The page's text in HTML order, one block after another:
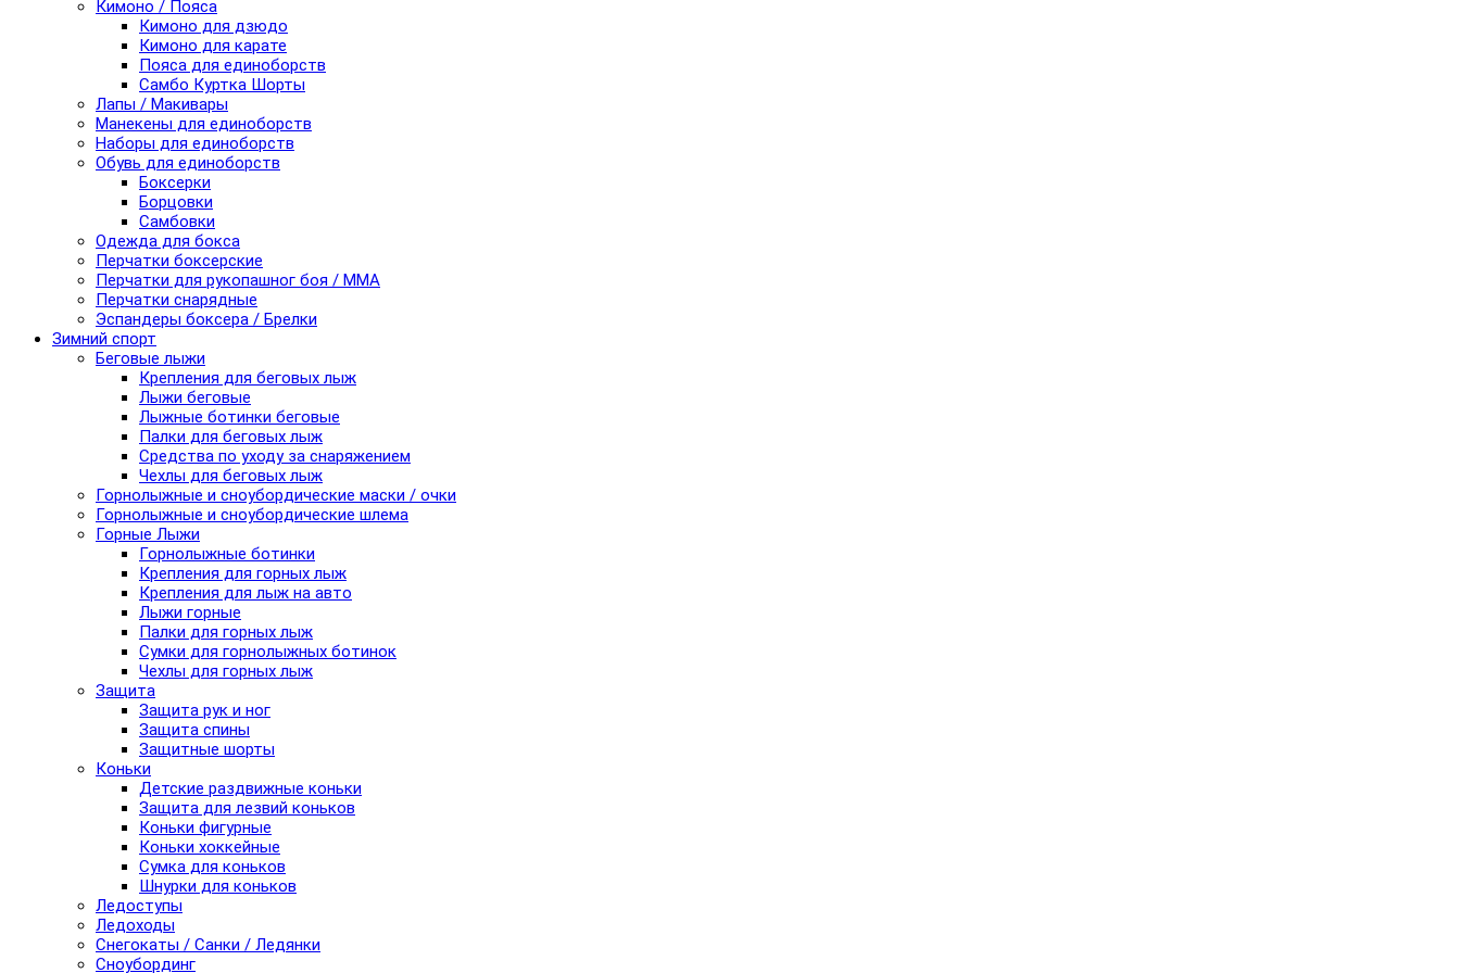
Кимоно / Пояса
Кимоно для дзюдо
Кимоно для карате
Пояса для единоборств
Самбо Куртка Шорты
Лапы / Макивары
Манекены для единоборств
Наборы для единоборств
Обувь для единоборств
Боксерки
Борцовки
Самбовки
Одежда для бокса
Перчатки боксерские
Перчатки для рукопашног боя / ММА
Перчатки снарядные
Эспандеры боксера / Брелки
Зимний спорт
Беговые лыжи
Крепления для беговых лыж
Лыжи беговые
Лыжные ботинки беговые
Палки для беговых лыж
Средства по уходу за снаряжением
Чехлы для беговых лыж
Горнолыжные и сноубордические маски / очки
Горнолыжные и сноубордические шлема
Горные Лыжи
Горнолыжные ботинки
Крепления для горных лыж
Крепления для лыж на авто
Лыжи горные
Палки для горных лыж
Сумки для горнолыжных ботинок
Чехлы для горных лыж
Защита
Защита рук и ног
Защита спины
Защитные шорты
Коньки
Детские раздвижные коньки
Защита для лезвий коньков
Коньки фигурные
Коньки хоккейные
Сумка для коньков
Шнурки для коньков
Ледоступы
Ледоходы
Снегокаты / Санки / Ледянки
Сноубординг